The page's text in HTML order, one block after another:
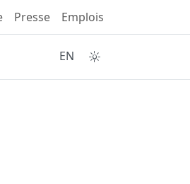
Presse Emplois
EN